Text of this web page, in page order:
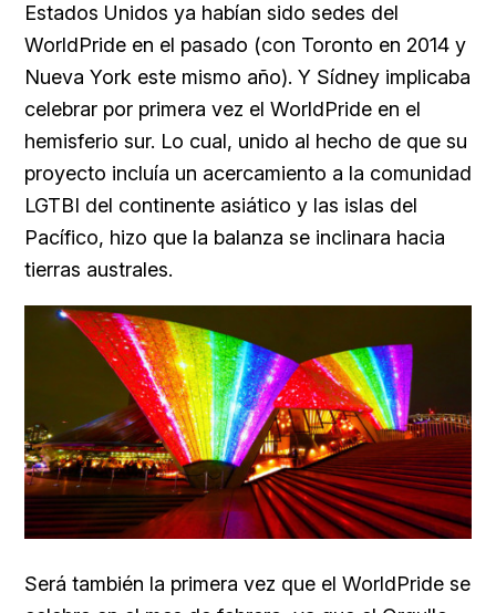
Estados Unidos ya habían sido sedes del
WorldPride en el pasado (con Toronto en 2014 y
Nueva York este mismo año). Y Sídney implicaba
celebrar por primera vez el WorldPride en el
hemisferio sur. Lo cual, unido al hecho de que su
proyecto incluía un acercamiento a la comunidad
LGTBI del continente asiático y las islas del
Pacífico, hizo que la balanza se inclinara hacia
tierras australes.
Será también la primera vez que el WorldPride se